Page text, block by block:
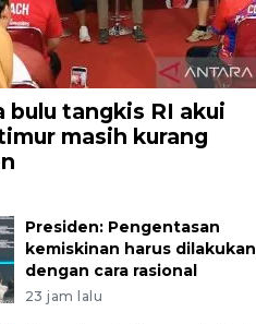
bulu tangkis RI akui
masih kurang
Presiden: Pengentasan
kemiskinan harus dilakukan
dengan cara rasional
23 jam lalu